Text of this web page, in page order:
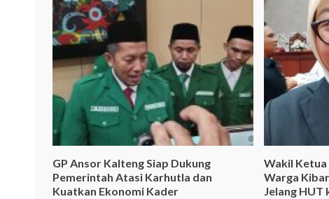
GP Ansor Kalteng Siap Dukung
Pemerintah Atasi Karhutla dan
Kuatkan Ekonomi Kader
Wakil Ketua
Warga
Jelang HUT